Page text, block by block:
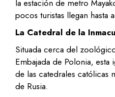
la estación de metro
pocos turistas llegan hasta
La Catedral de la
Situada cerca del
Embajada de Polonia, esta
de las catedrales católicas
de Rusia.